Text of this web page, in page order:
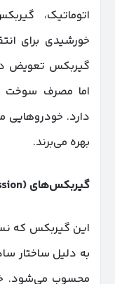
خورشیدی برای
گیربکس تعویض
اما مصرف سوخت
دارد. خودروهایی
بهره می‌برند.
گیربکس‌های
این گیربکس که
به دلیل ساختار
محسوب می‌شود.